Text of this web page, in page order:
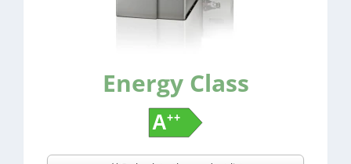
Energy Class